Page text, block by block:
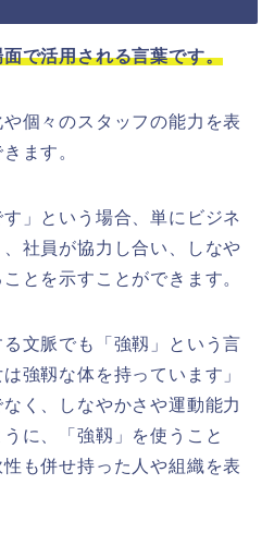
で活用される言葉です。
個々のスタッフの能力を表
ます。
す」という場合、単にビジネ
社員が協力し合い、しなや
とを示すことができます。
文脈でも「強靱」という言
強靱な体を持っています」
く、しなやかさや運動能力
に、「強靱」を使うこと
も併せ持った人や組織を表